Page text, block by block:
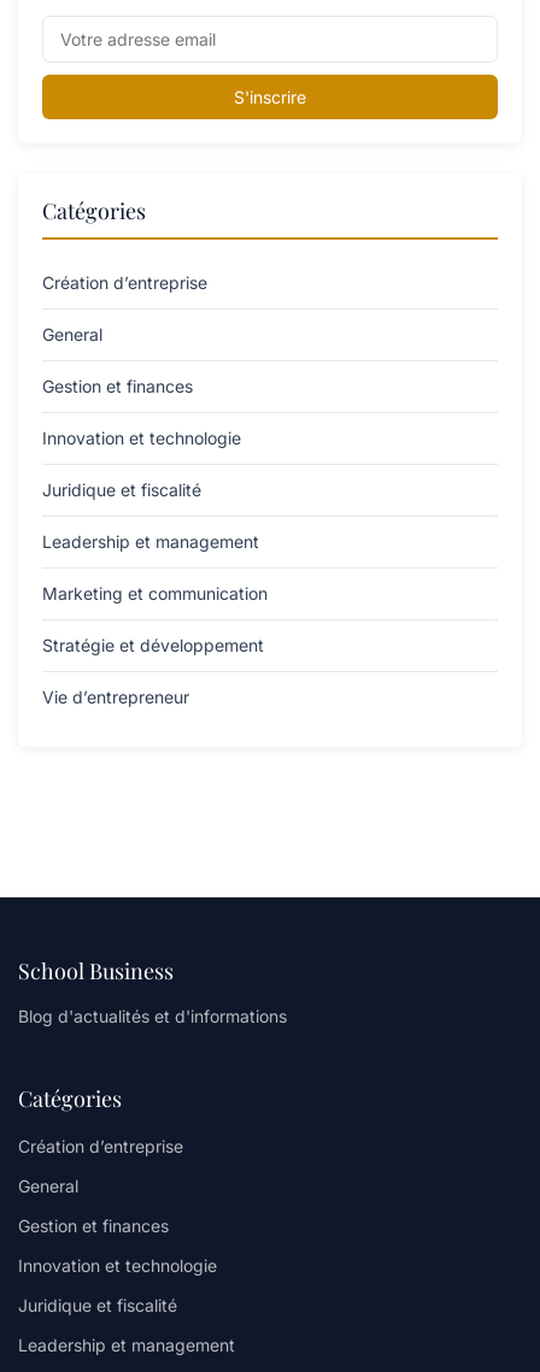
S'inscrire
Catégories
Création d’entreprise
General
Gestion et finances
Innovation et technologie
Juridique et fiscalité
Leadership et management
Marketing et communication
Stratégie et développement
Vie d’entrepreneur
School Business
Blog d'actualités et d'informations
Catégories
Création d’entreprise
General
Gestion et finances
Innovation et technologie
Juridique et fiscalité
Leadership et management